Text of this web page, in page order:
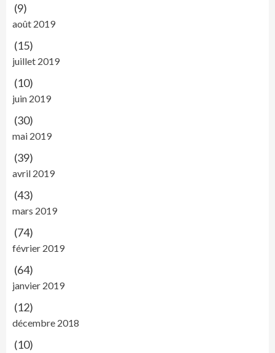
(9)
août 2019
(15)
juillet 2019
(10)
juin 2019
(30)
mai 2019
(39)
avril 2019
(43)
mars 2019
(74)
février 2019
(64)
janvier 2019
(12)
décembre 2018
(10)